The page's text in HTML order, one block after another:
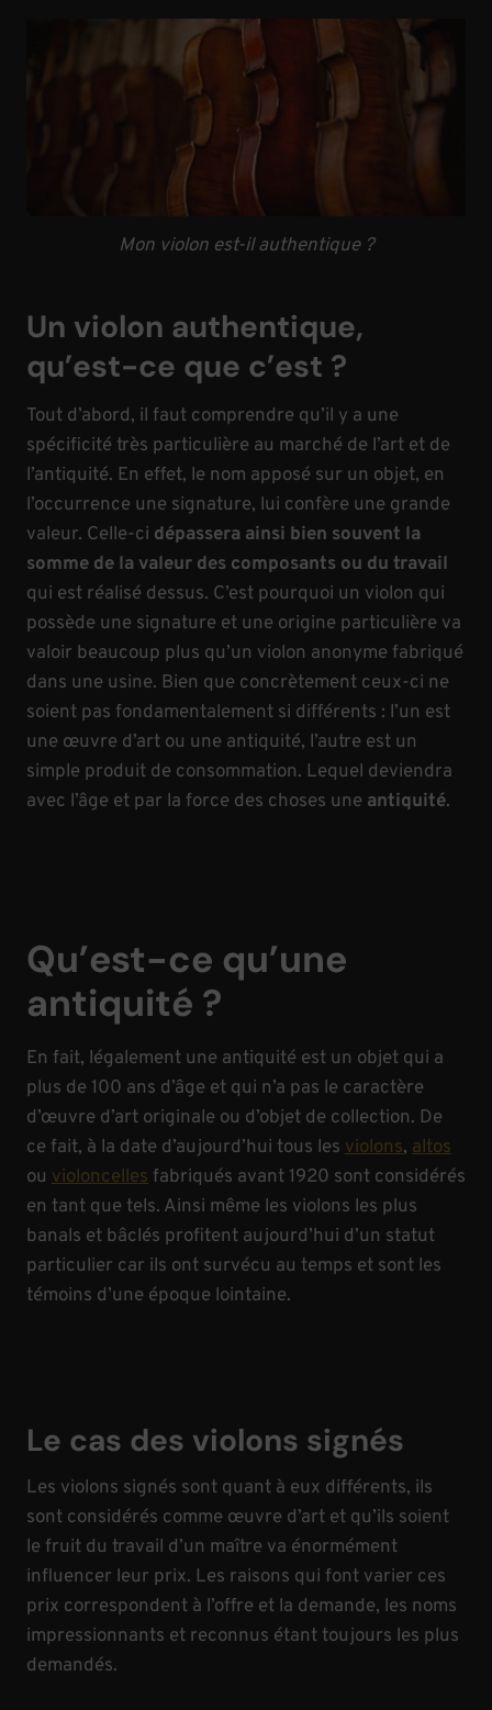
Mon violon est-il authentique ?
Un violon authentique,
qu’est-ce que c’est ?
Tout d’abord, il faut comprendre qu’il y a une
spécificité très particulière au marché de l’art et de
l’antiquité. En effet, le nom apposé sur un objet, en
l’occurrence une signature, lui confère une grande
valeur. Celle-ci dépassera ainsi bien souvent la
somme de la valeur des composants ou du travail
qui est réalisé dessus. C’est pourquoi un violon qui
possède une signature et une origine particulière va
valoir beaucoup plus qu’un violon anonyme fabriqué
dans une usine. Bien que concrètement ceux-ci ne
soient pas fondamentalement si différents : l’un est
une œuvre d’art ou une antiquité, l’autre est un
simple produit de consommation. Lequel deviendra
avec l’âge et par la force des choses une antiquité.
Qu’est-ce qu’une
antiquité ?
En fait, légalement une antiquité est un objet qui a
plus de 100 ans d’âge et qui n’a pas le caractère
d’œuvre d’art originale ou d’objet de collection. De
ce fait, à la date d’aujourd’hui tous les violons, altos
ou violoncelles fabriqués avant 1920 sont considérés
en tant que tels. Ainsi même les violons les plus
banals et bâclés profitent aujourd’hui d’un statut
particulier car ils ont survécu au temps et sont les
témoins d’une époque lointaine.
Le cas des violons signés
Les violons signés sont quant à eux différents, ils
sont considérés comme œuvre d’art et qu’ils soient
le fruit du travail d’un maître va énormément
influencer leur prix. Les raisons qui font varier ces
prix correspondent à l’offre et la demande, les noms
impressionnants et reconnus étant toujours les plus
demandés.